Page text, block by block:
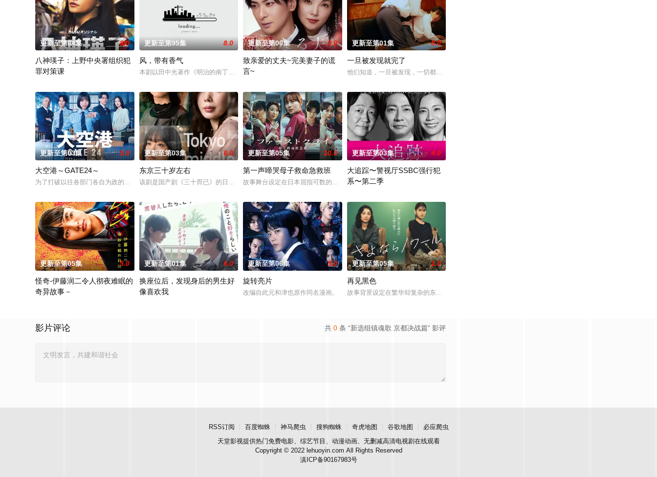
更新至第04集 8.0
八神瑛子：上野中央署组织犯
罪对策课
更新至第95集 8.0
风，带有香气
本剧以田中光著作《明治的南丁格尔 大关和物语》为原案，取材自日本首位专业女护士大关和与铃木雅的真实经历，描绘了她们推动护士注册制度、设立派出看护
更新至第06集 3.0
致亲爱的丈夫~完美妻子的谎
言~
更新至第01集 8.0
一旦被发现就完了
他们知道，一旦被发现，一切都会结束。 一对高中情侣努力守护他们的秘密恋情，
更新至第03集 5.0
大空港～GATE24～
为了打破以往各部门各自为政的死板规矩，内阁官房直属成立了一个特殊的新部门“GATE24”。这个部门直接把负责查验护照的入境管理局、盯着行李物品的
更新至第03集 6.0
东京三十岁左右
该剧是国产剧《三十而已》的日本翻拍版。故事讲述曾从外地来到憧憬的东京的三位女性，在面对恋爱、工作、家庭等方面不如意的现实时，在“35岁”这一节点
更新至第05集 10.0
第一声啼哭母子救命急救班
故事舞台设定在日本屈指可数的顶级豪华医院“圣菲奥娜医院”。少子化、医生短缺、地方产科接连关闭……在令和时代的当下，守护母婴生命的“分娩
更新至第03集 4.0
大追踪〜警视厅SSBC强行犯
系〜第二季
更新至第05集 5.0
怪奇-伊藤润二令人彻夜难眠的
奇异故事－
更新至第01集 6.0
换座位后，发现身后的男生好
像喜欢我
更新至第06集 5.0
旋转亮片
改编自此元和津也原作同名漫画。
更新至第05集 1.0
再见黑色
故事背景设定在繁华却复杂的东京池袋地区。西池袋警署新设立了“犯罪受害者支援室”，在这里，警察们将贴
共 0 条 “新选组镇魂歌 京都决战篇” 影评
影片评论
RSS订阅 百度蜘蛛 神马爬虫 搜狗蜘蛛 奇虎地图 谷歌地图
必应爬虫
天堂影视提供热门免费电影、综艺节目、动漫动画、无删减高清电视剧在线观看
Copyright © 2022 lehuoyin.com All Rights Reserved
滇ICP备90167983号